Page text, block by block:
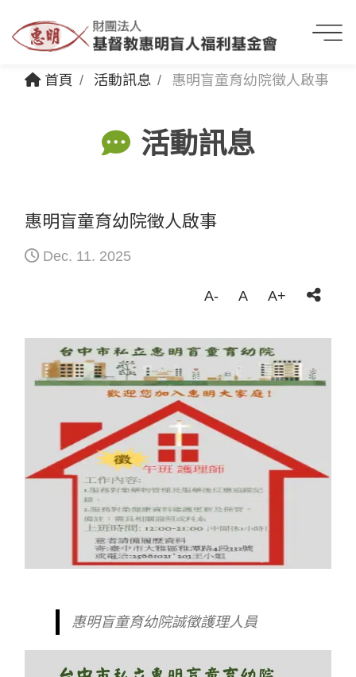
首頁 活動訊息 惠明盲童育幼院徵人啟事
活動訊息
惠明盲童育幼院徵人啟事
Dec. 11. 2025
A- A A+
惠明盲童育幼院誠徵護理人員